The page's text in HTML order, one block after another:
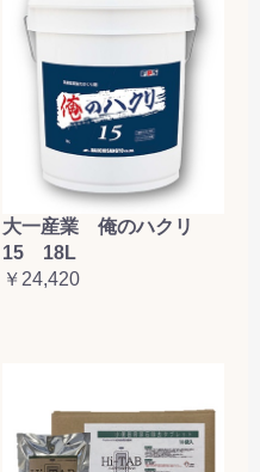
大一産業 俺のハクリ
15 18L
￥24,420